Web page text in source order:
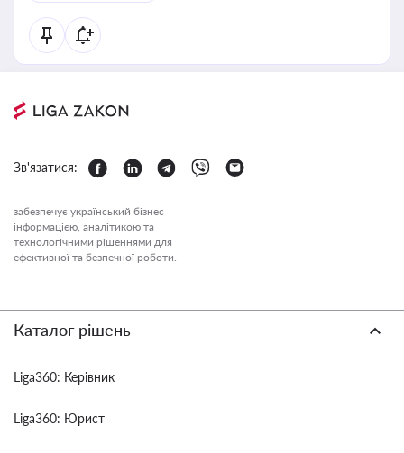
Зв'язатися:
забезпечує український бізнес
інформацією, аналітикою та
технологічними рішеннями для
ефективної та безпечної роботи.
Каталог рішень
Liga360: Керівник
Liga360: Юрист